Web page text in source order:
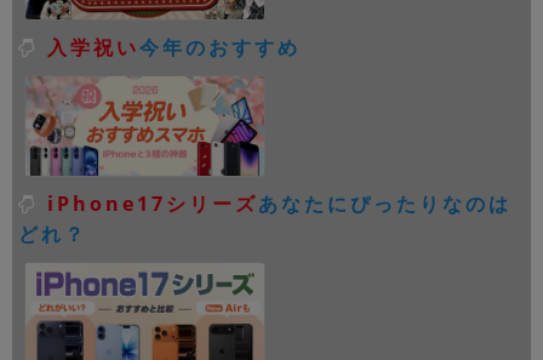
入学祝い今年のおすすめ
iPhone17シリーズあなたにぴったりなのは
どれ？